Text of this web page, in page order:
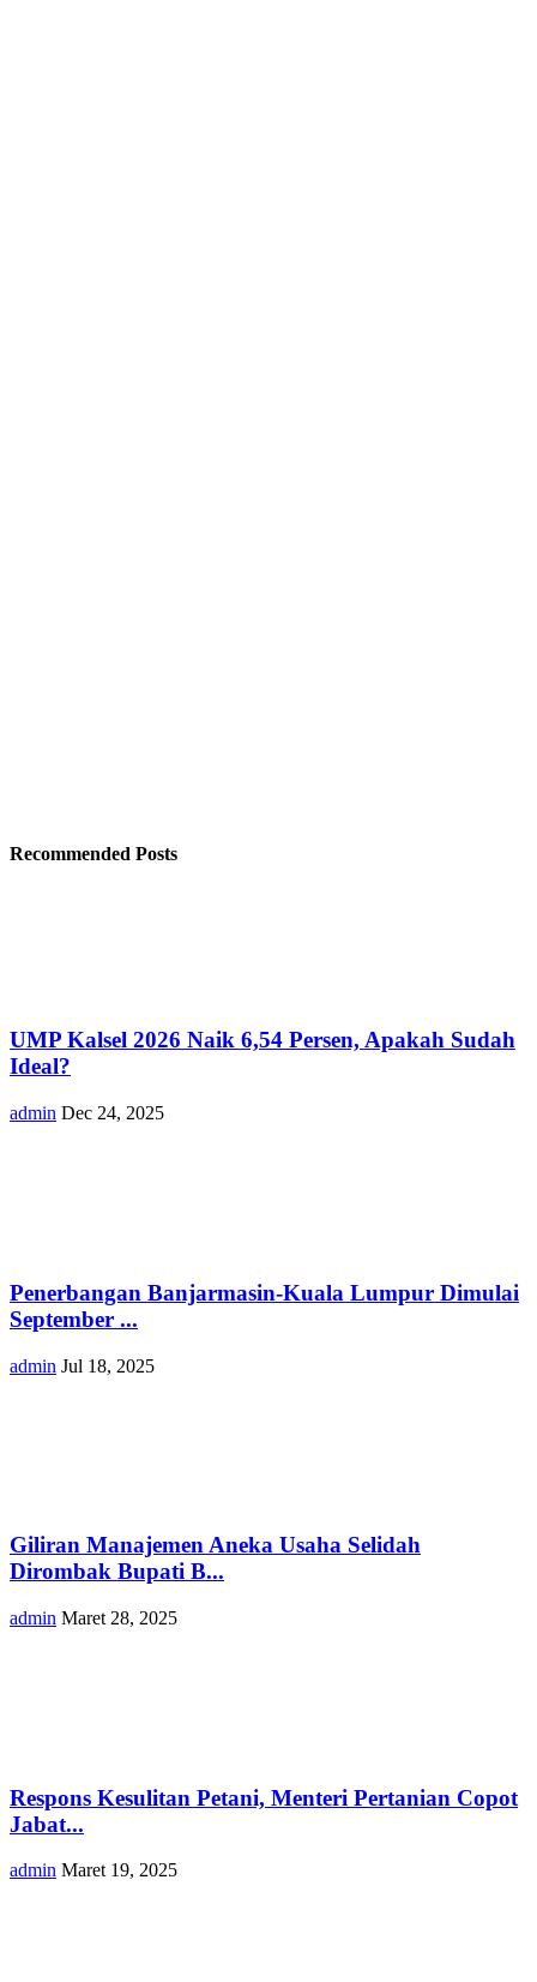
Recommended Posts
UMP Kalsel 2026 Naik 6,54 Persen, Apakah Sudah
Ideal?
admin Dec 24, 2025
Penerbangan Banjarmasin-Kuala Lumpur Dimulai
September ...
admin Jul 18, 2025
Giliran Manajemen Aneka Usaha Selidah
Dirombak Bupati B...
admin Maret 28, 2025
Respons Kesulitan Petani, Menteri Pertanian Copot
Jabat...
admin Maret 19, 2025